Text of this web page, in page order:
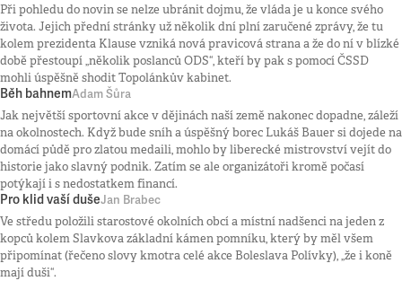
Při pohledu do novin se nelze ubránit dojmu, že vláda je u konce svého
života. Jejich přední stránky už několik dní plní zaručené zprávy, že tu
kolem prezidenta Klause vzniká nová pravicová strana a že do ní v blízké
době přestoupí „několik poslanců ODS“, kteří by pak s pomocí ČSSD
mohli úspěšně shodit Topolánkův kabinet.
Běh bahnemAdam Šůra
Jak největší sportovní akce v dějinách naší země nakonec dopadne, záleží
na okolnostech. Když bude sníh a úspěšný borec Lukáš Bauer si dojede na
domácí půdě pro zlatou medaili, mohlo by liberecké mistrovství vejít do
historie jako slavný podnik. Zatím se ale organizátoři kromě počasí
potýkají i s nedostatkem financí.
Pro klid vaší dušeJan Brabec
Ve středu položili starostové okolních obcí a místní nadšenci na jeden z
kopců kolem Slavkova základní kámen pomníku, který by měl všem
připomínat (řečeno slovy kmotra celé akce Boleslava Polívky), „že i koně
mají duši“.